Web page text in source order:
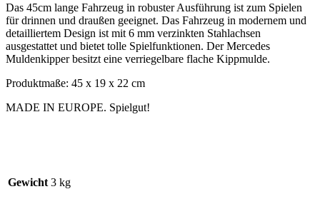
Das 45cm lange Fahrzeug in robuster Ausführung ist zum Spielen
für drinnen und draußen geeignet. Das Fahrzeug in modernem und
detailliertem Design ist mit 6 mm verzinkten Stahlachsen
ausgestattet und bietet tolle Spielfunktionen. Der Mercedes
Muldenkipper besitzt eine verriegelbare flache Kippmulde.
Produktmaße: 45 x 19 x 22 cm
MADE IN EUROPE. Spielgut!
Gewicht 3 kg